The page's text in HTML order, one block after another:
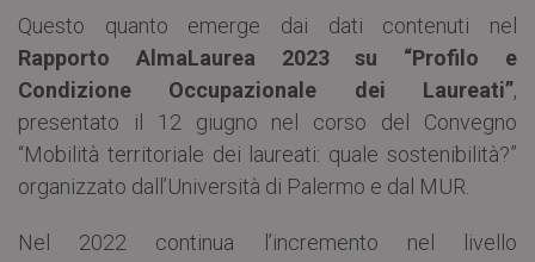
Questo quanto emerge dai dati contenuti nel
Rapporto AlmaLaurea 2023 su “Profilo e
Condizione Occupazionale dei Laureati”,
presentato il 12 giugno nel corso del Convegno
“Mobilità territoriale dei laureati: quale sostenibilità?”
organizzato dall’Università di Palermo e dal MUR.
Nel 2022 continua l’incremento nel livello